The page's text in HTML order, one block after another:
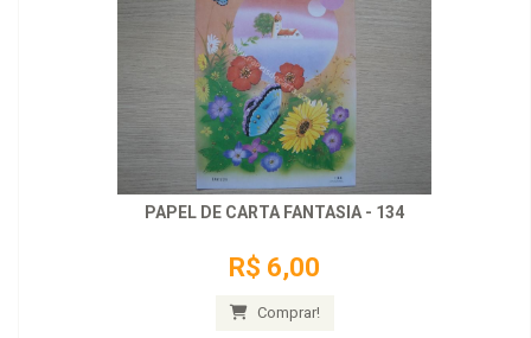
PAPEL DE CARTA FANTASIA - 134
R$ 6,00
Comprar!